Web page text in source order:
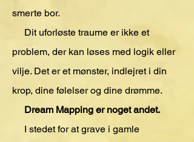
smerte bor.
Dit uforløste traume er ikke et
problem, der kan løses med logik eller
vilje. Det er et mønster, indlejret i din
krop, dine følelser og dine drømme.
Dream Mapping er noget andet.
I stedet for at grave i gamle